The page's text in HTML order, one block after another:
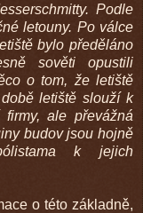
Podle
letouny. Po válce
bylo předěláno
sověti opustili
o tom, že letiště
letiště slouží k
ale převážná
budov jsou hojně
k jejich
o této základně,